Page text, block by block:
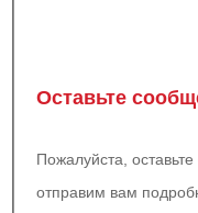
Оставьте
Пожалуйста,
отправим вам